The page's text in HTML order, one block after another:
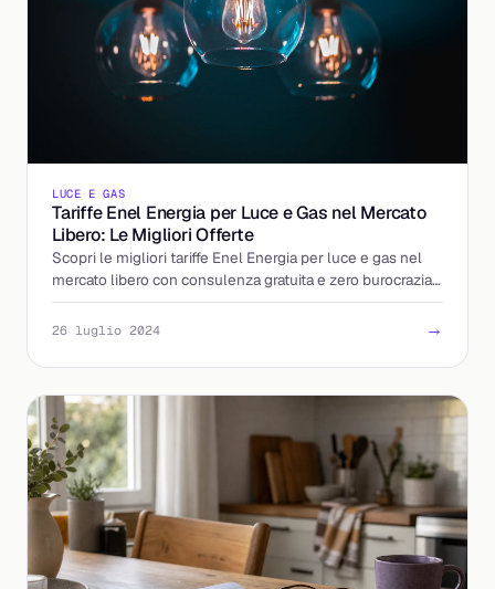
LUCE E GAS
Tariffe Enel Energia per Luce e Gas nel Mercato
Libero: Le Migliori Offerte
Scopri le migliori tariffe Enel Energia per luce e gas nel
mercato libero con consulenza gratuita e zero burocrazia
grazie a Billding.it.
26 luglio 2024 →